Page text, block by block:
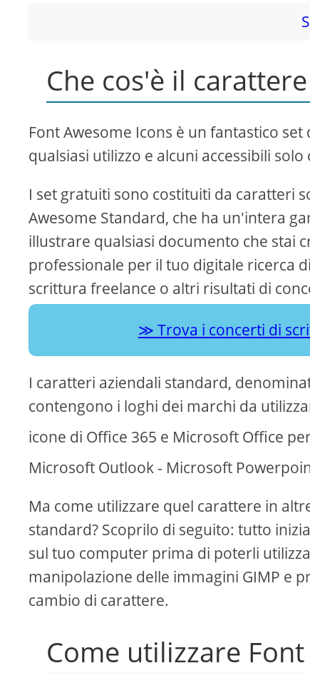
Che cos'è il
Font Awesome Icons è un fantastico
qualsiasi utilizzo e alcuni accessibili
I set gratuiti sono costituiti da caratteri
Awesome Standard, che ha un'intera
illustrare qualsiasi documento che stai
professionale per il tuo digitale ricerca
scrittura freelance o altri risultati di
Trova i concerti di
I caratteri aziendali standard,
contengono i loghi dei marchi da
icone di Office 365 e Microsoft Office
Microsoft Outlook - Microsoft
Ma come utilizzare quel carattere in
standard? Scoprilo di seguito: tutto
sul tuo computer prima di poterli
manipolazione delle immagini GIMP e
cambio di carattere.
Come utilizzare